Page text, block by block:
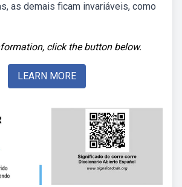
as demais ficam invariáveis, como
click the button below.
LEARN MORE